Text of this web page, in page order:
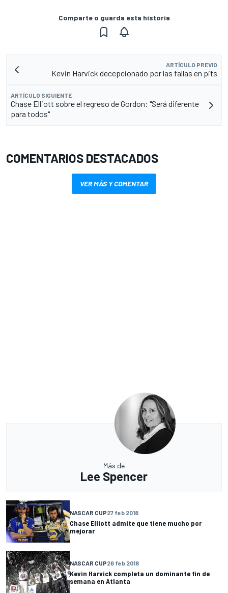
Comparte o guarda esta historia
ARTÍCULO PREVIO
Kevin Harvick decepcionado por las fallas en pits
ARTÍCULO SIGUIENTE
Chase Elliott sobre el regreso de Gordon: "Será diferente
para todos"
COMENTARIOS DESTACADOS
VER MÁS Y COMENTAR
Más de
Lee Spencer
NASCAR CUP27 feb 2018
Chase Elliott admite que tiene mucho por
mejorar
NASCAR CUP26 feb 2018
Kevin Harvick completa un dominante fin de
semana en Atlanta